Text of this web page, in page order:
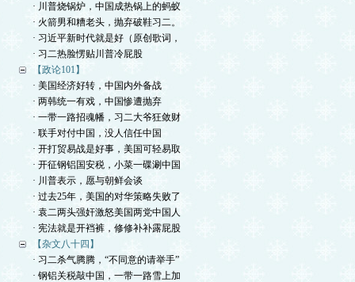
· 川普烧锅炉，中国成热锅上的蚂蚁
· 火箭男和糟老头，抛弃破鞋习二。
· 习近平新时代就是好（原创歌词，
· 习二热脸愣贴川普冷屁股
【政论101】
· 美国经济好转，中国内外备战
· 两韩统一有戏，中国惨遭抛弃
· 一带一路招魂幡，习二大爷狂敛财
· 联手对付中国，没人信任中国
· 开打贸易战是好事，美国可轻易取
· 开征钢铝国安税，小菜一碟涮中国
· 川普表示，愿与朝鲜会谈
· 过去25年，美国的对华策略失败了
· 袁二两头强奸激怒美国两党中国人
· 宪法就是开裆裤，修修补补露屁股
【杂文八十四】
· 习二杀气腾腾，“不同意的请举手”
· 钢铝关税敲中国，一带一路雪上加